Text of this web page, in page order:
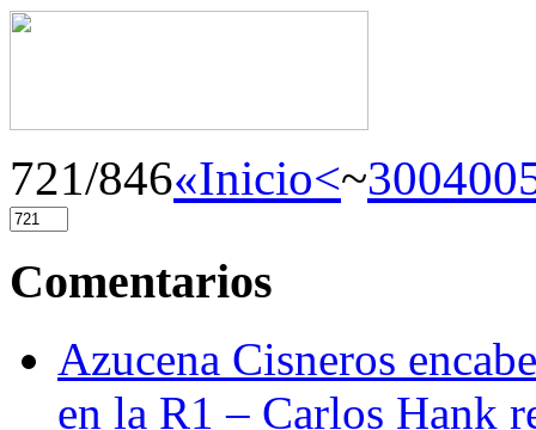
721/846«Inicio<~300400
Comentarios
Azucena Cisneros
en la R1 – Carlos Hank